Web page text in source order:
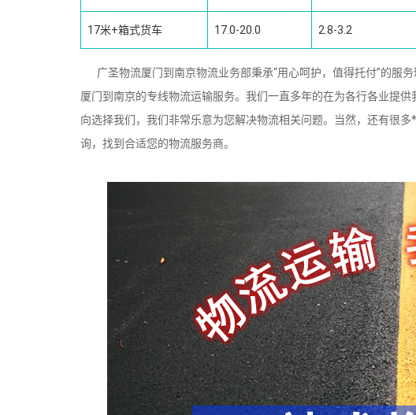
17米+箱式货车 17.0-20.0 2.8-3.2
广圣物流厦门到南京物流业务部秉承“用心呵护，值得托付”的服
厦门到南京的专线物流运输服务。我们一直多年的在为各行各业提
向选择我们，我们非常乐意为您解决物流相关问题。当然，还有很
询，找到合适您的物流服务商。